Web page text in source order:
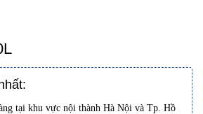
tại khu vực nội thành Hà Nội và Tp. Hồ